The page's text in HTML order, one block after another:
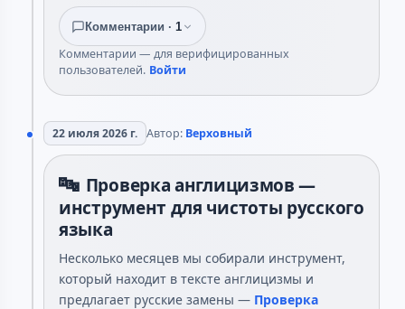
Комментарии · 1
Комментарии — для верифицированных
пользователей. Войти
22 июля 2026 г. Автор: Верховный
🔤 Проверка англицизмов —
инструмент для чистоты русского
языка
Несколько месяцев мы собирали инструмент,
который находит в тексте англицизмы и
предлагает русские замены — Проверка